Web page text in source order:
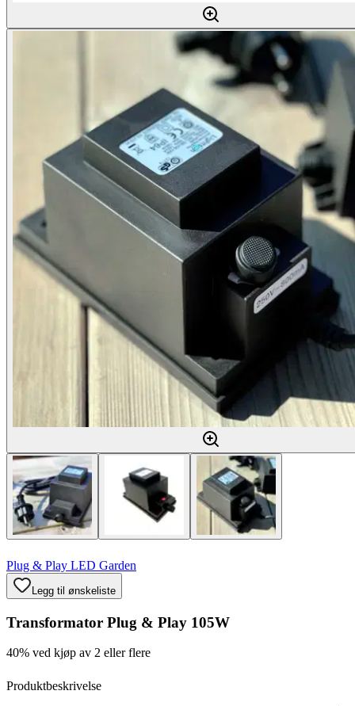
Plug & Play LED Garden
Legg til ønskeliste
Transformator Plug & Play 105W
40% ved kjøp av 2 eller flere
Produktbeskrivelse